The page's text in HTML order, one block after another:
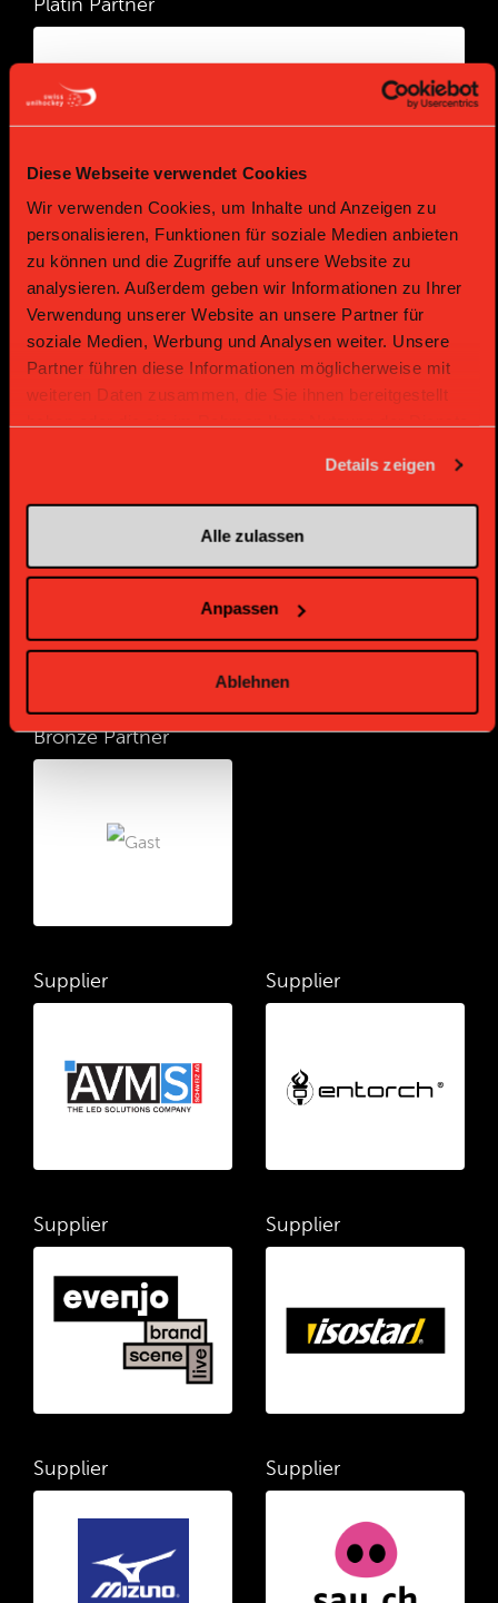
Diese Webseite verwendet Cookies
Wir verwenden Cookies, um Inhalte und Anzeigen zu
personalisieren, Funktionen für soziale Medien anbieten
zu können und die Zugriffe auf unsere Website zu
analysieren. Außerdem geben wir Informationen zu Ihrer
Verwendung unserer Website an unsere Partner für
soziale Medien, Werbung und Analysen weiter. Unsere
Partner führen diese Informationen möglicherweise mit
weiteren Daten zusammen, die Sie ihnen bereitgestellt
Details zeigen
Alle zulassen
Anpassen
Ablehnen
Gold Partner
Bronze Partner
Supplier Supplier
Supplier Supplier
Supplier Supplier